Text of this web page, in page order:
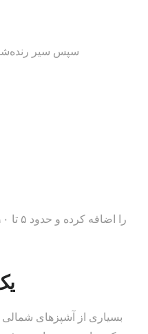
سپس سیر
بسیاری از آشپزهای شمالی